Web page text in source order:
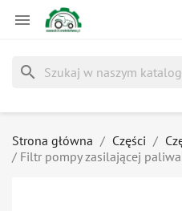

search
Strona główna Części
/ Filtr pompy zasilającej